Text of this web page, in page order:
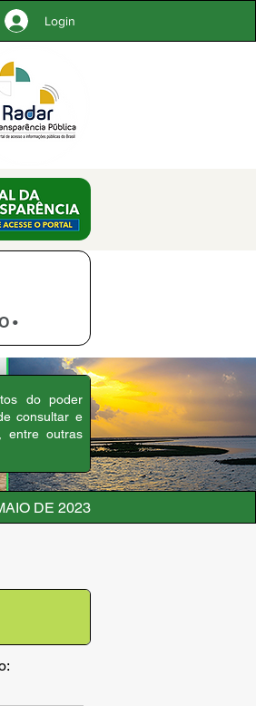
Login
•
do poder
consultar e
entre outras
DE 2023